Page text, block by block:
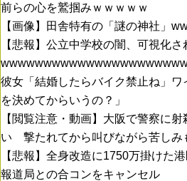
前らの心を鷲掴みｗｗｗｗｗ
【画像】田舎特有の「謎の神社」
【悲報】公立中学校の闇、可視化さ
彼女「結婚したらバイク禁止ね」ワ
を決めてからいうの？」
【閲覧注意・動画】大阪で警察に
い 撃たれてから叫びながら苦しみ
【悲報】全身改造に1750万掛けた
報道局との合コンをキャンセル